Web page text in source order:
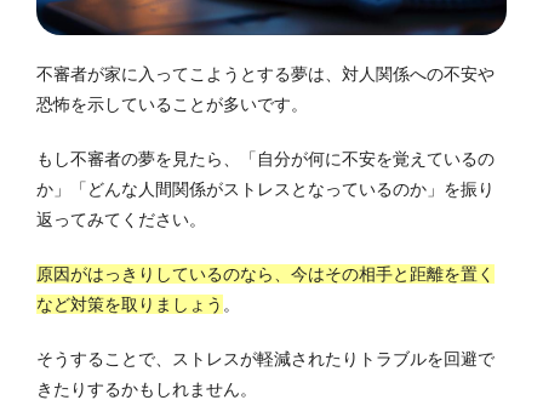
不審者が家に入ってこようとする夢は、対人関係への不安や
恐怖を示していることが多いです。
もし不審者の夢を見たら、「自分が何に不安を覚えているの
か」「どんな人間関係がストレスとなっているのか」を振り
返ってみてください。
原因がはっきりしているのなら、今はその相手と距離を置く
など対策を取りましょう 。
そうすることで、ストレスが軽減されたりトラブルを回避で
きたりするかもしれません。